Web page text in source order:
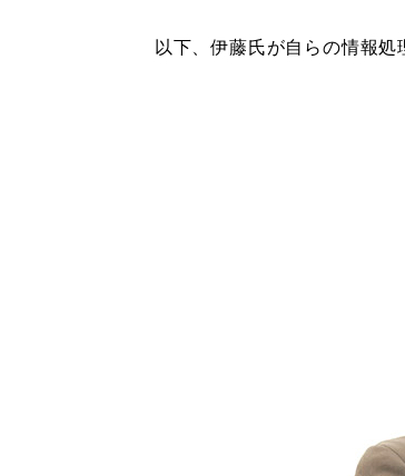
以下、伊藤氏が自らの情報処